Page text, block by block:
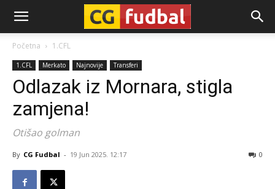
CG-
Fudbal
Početna 1.CFL
1.CFL Merkato Najnovije Transferi
Odlazak iz Mornara, stigla
zamjena!
Otišao golman
By CG Fudbal - 19 Jun 2025. 12:17 0